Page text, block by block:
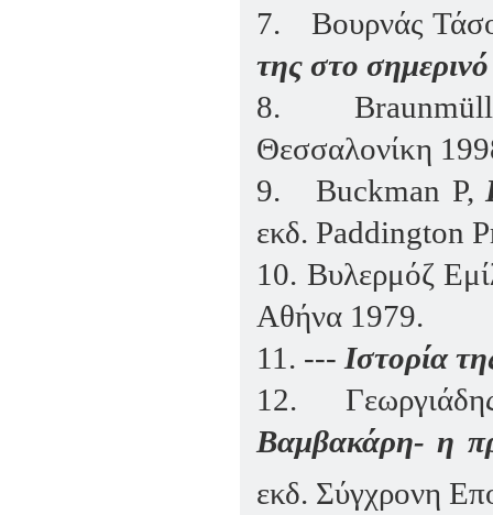
7.
Βουρνάς
της στο
8.
Braunmü
Θεσσαλονίκη
9.
Buckman P,
εκδ. Paddington
10. Βυλερμόζ
Αθήνα 1979.
11. --- Ιστορία
12.
Βαμβακάρη- η
εκδ. Σύγχρονη